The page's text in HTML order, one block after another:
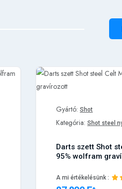
Gyártó: Shot
Kategória: Shot steel
Darts szett Shot
95% wolfram
A mi értékelésünk :